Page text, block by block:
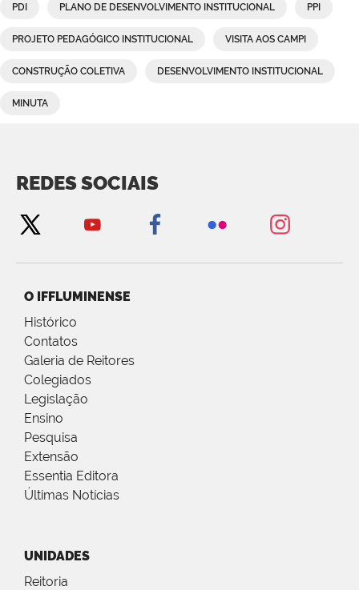
PDI PLANO DE DESENVOLVIMENTO INSTITUCIONAL PPI
PROJETO PEDAGÓGICO INSTITUCIONAL VISITA AOS CAMPI
CONSTRUÇÃO COLETIVA DESENVOLVIMENTO INSTITUCIONAL
MINUTA
REDES SOCIAIS
O IFFLUMINENSE
Histórico
Contatos
Galeria de Reitores
Colegiados
Legislação
Ensino
Pesquisa
Extensão
Essentia Editora
Últimas Notícias
UNIDADES
Reitoria